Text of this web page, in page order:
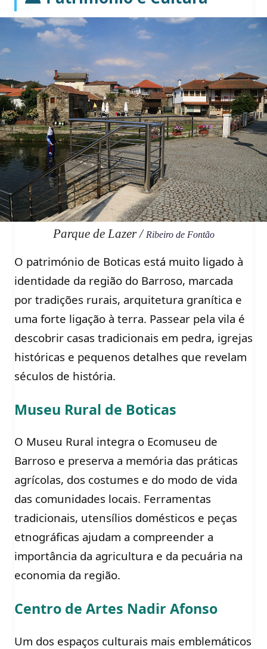
Parque de Lazer / Ribeiro de Fontão
O património de Boticas está muito ligado à
identidade da região do Barroso, marcada
por tradições rurais, arquitetura granítica e
uma forte ligação à terra. Passear pela vila é
descobrir casas tradicionais em pedra, igrejas
históricas e pequenos detalhes que revelam
séculos de história.
Museu Rural de Boticas
O Museu Rural integra o Ecomuseu de
Barroso e preserva a memória das práticas
agrícolas, dos costumes e do modo de vida
das comunidades locais. Ferramentas
tradicionais, utensílios domésticos e peças
etnográficas ajudam a compreender a
importância da agricultura e da pecuária na
economia da região.
Centro de Artes Nadir Afonso
Um dos espaços culturais mais emblemáticos